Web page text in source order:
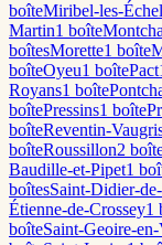
boîteMiribel-les-
Martin1 boîte
boîtesMorette1 boîte
boîteOyeu1 boîtePact
Royans1 boîte
boîtePressins1 boîte
boîteReventin-
boîteRoussillon2
Baudille-et-Pipet1
boîtesSaint-Didier-
Étienne-de-Crossey1
boîteSaint-Geoire-